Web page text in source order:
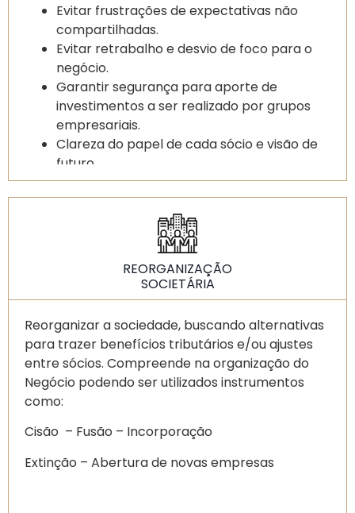
Evitar frustrações de expectativas não
compartilhadas.
Evitar retrabalho e desvio de foco para o
negócio.
Garantir segurança para aporte de
investimentos a ser realizado por grupos
empresariais.
Clareza do papel de cada sócio e visão de
futuro.
Solidificação da sociedade e foco no
crescimento do negócio.
REORGANIZAÇÃO
SOCIETÁRIA
Reorganizar a sociedade, buscando alternativas
para trazer benefícios tributários e/ou ajustes
entre sócios. Compreende na organização do
Negócio podendo ser utilizados instrumentos
como:
Cisão – Fusão – Incorporação
Extinção – Abertura de novas empresas